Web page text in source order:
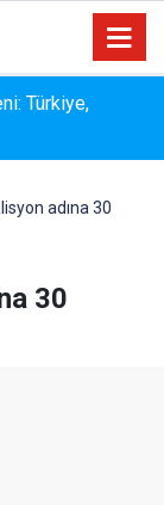
TEMİZLİK
adına 30
30